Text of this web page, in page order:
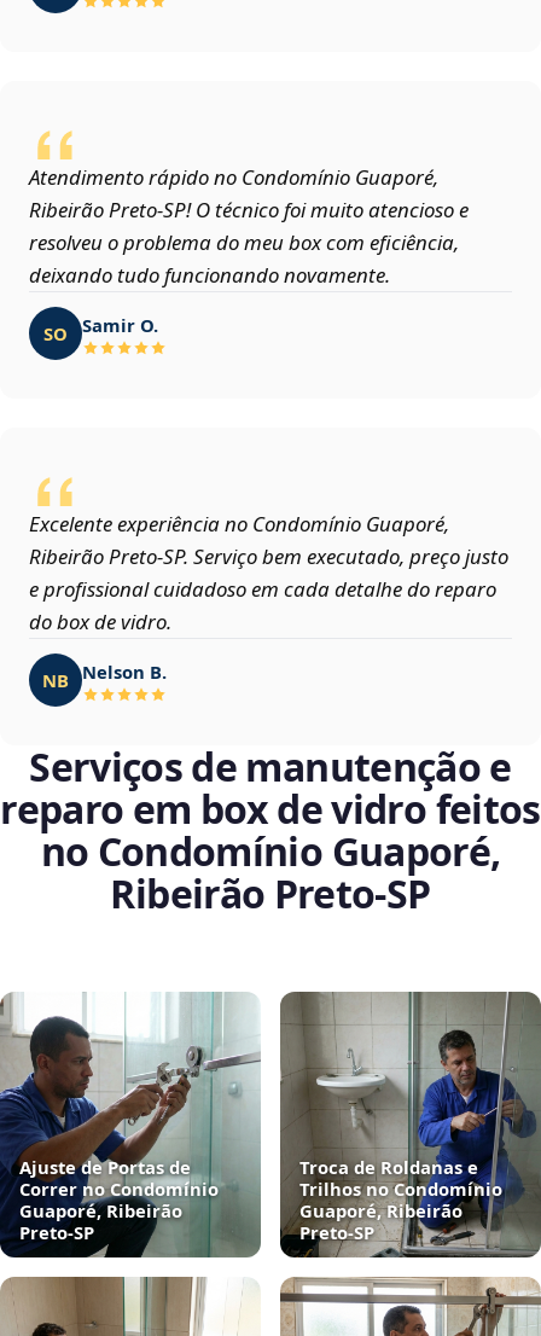
Atendimento rápido no Condomínio Guaporé,
Ribeirão Preto‑SP! O técnico foi muito atencioso e
resolveu o problema do meu box com eficiência,
deixando tudo funcionando novamente.
SO Samir O.
Excelente experiência no Condomínio Guaporé,
Ribeirão Preto‑SP. Serviço bem executado, preço justo
e profissional cuidadoso em cada detalhe do reparo
do box de vidro.
NB Nelson B.
Serviços de manutenção e
reparo em box de vidro feitos
no Condomínio Guaporé,
Ribeirão Preto‑SP
Ajuste de Portas de
Correr no Condomínio
Guaporé, Ribeirão
Preto‑SP
Troca de Roldanas e
Trilhos no Condomínio
Guaporé, Ribeirão
Preto‑SP